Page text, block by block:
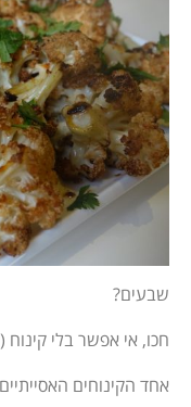
שבעים?
חכו, אי אפשר בלי
אחד הקינוחים